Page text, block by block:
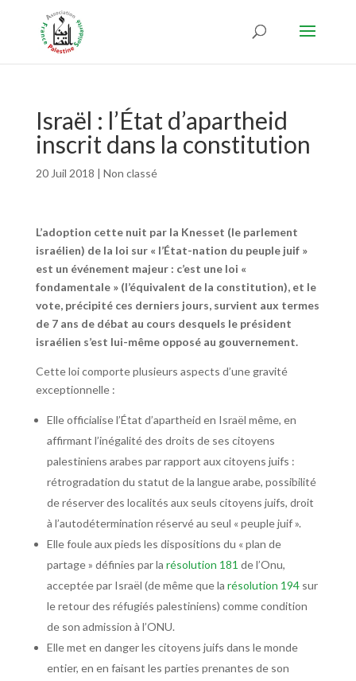
Israël : l’État d’apartheid
inscrit dans la constitution
20 Juil 2018 | Non classé
L’adoption cette nuit par la Knesset (le parlement
israélien) de la loi sur « l’État-nation du peuple juif »
est un événement majeur : c’est une loi «
fondamentale » (l’équivalent de la constitution), et le
vote, précipité ces derniers jours, survient aux termes
de 7 ans de débat au cours desquels le président
israélien s’est lui-même opposé au gouvernement.
Cette loi comporte plusieurs aspects d’une gravité
exceptionnelle :
Elle officialise l’État d’apartheid en Israël même, en
affirmant l’inégalité des droits de ses citoyens
palestiniens arabes par rapport aux citoyens juifs :
rétrogradation du statut de la langue arabe, possibilité
de réserver des localités aux seuls citoyens juifs, droit
à l’autodétermination réservé au seul « peuple juif ».
Elle foule aux pieds les dispositions du « plan de
partage » définies par la résolution 181 de l’Onu,
acceptée par Israël (de même que la résolution 194sur
le retour des réfugiés palestiniens) comme condition
de son admission à l’ONU.
Elle met en danger les citoyens juifs dans le monde
entier, en en faisant les parties prenantes de son